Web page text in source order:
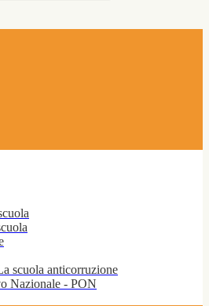
scuola anticorruzione
Nazionale - PON